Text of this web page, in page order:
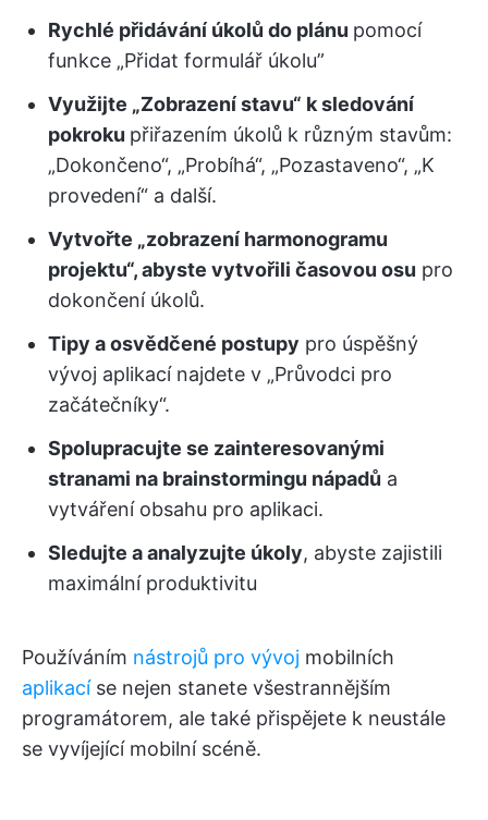
Rychlé přidávání úkolů do plánu pomocí
funkce „Přidat formulář úkolu”
Využijte „Zobrazení stavu“ k sledování
pokroku přiřazením úkolů k různým stavům:
„Dokončeno“, „Probíhá“, „Pozastaveno“, „K
provedení“ a další.
Vytvořte „zobrazení harmonogramu
projektu“, abyste vytvořili časovou osu pro
dokončení úkolů.
Tipy a osvědčené postupy pro úspěšný
vývoj aplikací najdete v „Průvodci pro
začátečníky“.
Spolupracujte se zainteresovanými
stranami na brainstormingu nápadů a
vytváření obsahu pro aplikaci.
Sledujte a analyzujte úkoly, abyste zajistili
maximální produktivitu
Používáním nástrojů pro vývoj mobilních
aplikacíse nejen stanete všestrannějším
programátorem, ale také přispějete k neustále
se vyvíjející mobilní scéně.